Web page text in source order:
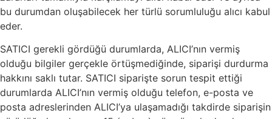
bu durumdan oluşabilecek her türlü sorumluluğu alıcı kabul
eder.
SATICI gerekli gördüğü durumlarda, ALICI’nın vermiş
olduğu bilgiler gerçekle örtüşmediğinde, siparişi durdurma
hakkını saklı tutar. SATICI siparişte sorun tespit ettiği
durumlarda ALICI’nın vermiş olduğu telefon, e-posta ve
posta adreslerinden ALICI’ya ulaşamadığı takdirde siparişin